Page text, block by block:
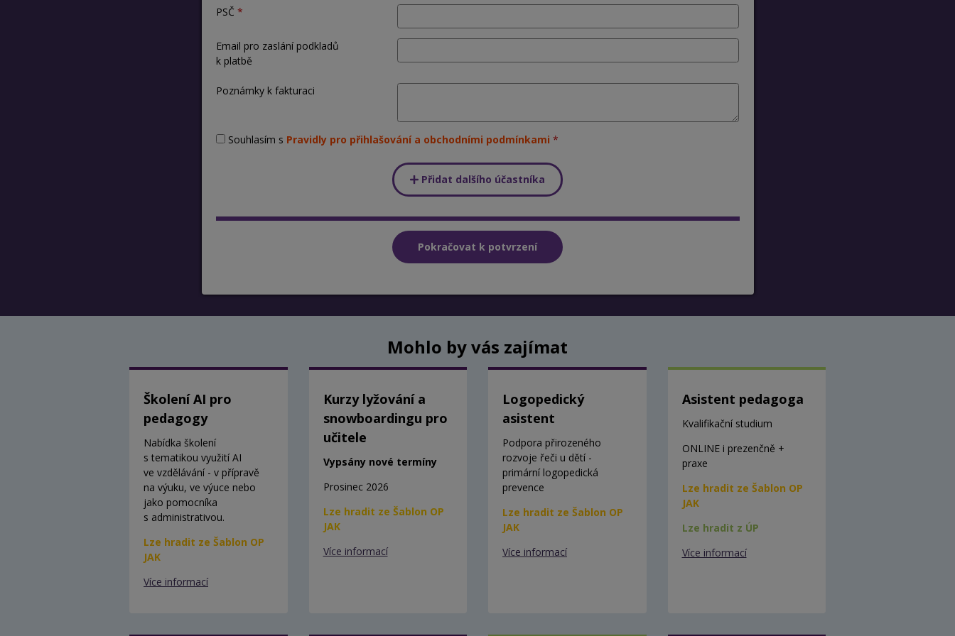
PSČ
Email pro zaslání podkladů
k platbě
Poznámky k fakturaci
Souhlasím s Pravidly pro přihlašování a obchodními podmínkami
Přidat dalšího účastníka
Mohlo by vás zajímat
Školení AI pro
pedagogy
Nabídka školení
s tematikou využití AI
ve vzdělávání - v přípravě
na výuku, ve výuce nebo
jako pomocníka
s administrativou.
Lze hradit ze Šablon OP
JAK
Více informací
Kurzy lyžování a
snowboardingu pro
učitele
Vypsány nové termíny
Prosinec 2026
Lze hradit ze Šablon OP
JAK
Více informací
Logopedický
asistent
Podpora přirozeného
rozvoje řeči u dětí -
primární logopedická
prevence
Lze hradit ze Šablon OP
JAK
Více informací
Asistent pedagoga
Kvalifikační studium
ONLINE i prezenčně +
praxe
Lze hradit ze Šablon OP
JAK
Lze hradit z ÚP
Více informací